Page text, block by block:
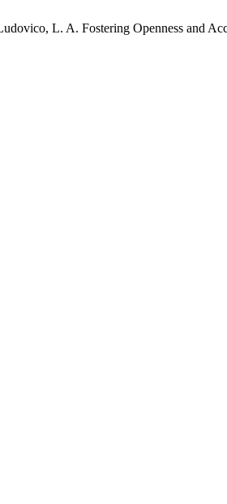
L. A. Fostering Openness and